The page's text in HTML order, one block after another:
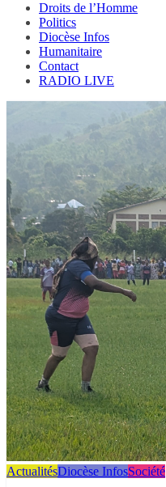
Droits de l’Homme
Politics
Diocèse Infos
Humanitaire
Contact
RADIO LIVE
ActualitésDiocèse InfosSociété